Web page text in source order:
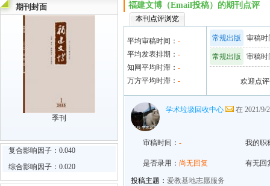
期刊封面
季刊
复合影响因子：0.040
综合影响因子：0.020
福建文博（Email投稿）的期刊点评
本刊点评浏览
平均审稿时间： -
平均发表排期： -
知网平均时滞： -
万方平均时滞： -
常规出版 审稿时
常规出版 审稿时
欢迎点
学术垃圾回收中心 在 2021/9/
审稿时间： - 我的职
是否录用： 尚无回复 有无回
投稿主题： 爱教基地志愿服务